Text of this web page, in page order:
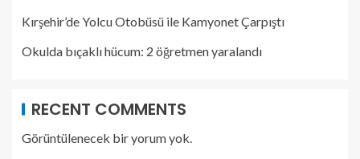
Kırşehir’de Yolcu Otobüsü ile Kamyonet Çarpıştı
Okulda bıçaklı hücum: 2 öğretmen yaralandı
RECENT COMMENTS
Görüntülenecek bir yorum yok.